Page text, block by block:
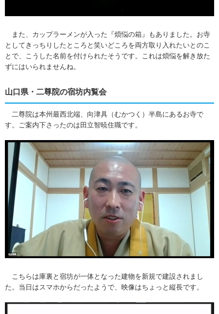
また、カップラーメンが入った『煩悩の箱』もありました。お寺
としてきっちりしたところと笑いどころを両方取り入れたいとのこ
とで、こうした名前を付けられたそうです。これは煩悩を解き放た
ずにはいられませんね。
山口県・二尊院の宿坊内覧会
二尊院は本州最西北端、向津具（むかつく）半島にあるお寺で
す。ご案内下さったのは田立智暁住職です。
こちらは庫裏と宿坊が一体となった建物を新規で建設されまし
た。当日はスマホからだったようで、映像はちょっと縦長です。